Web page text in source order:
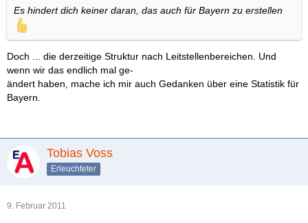
Es hindert dich keiner daran, das auch für Bayern zu erstellen
Doch ... die derzeitige Struktur nach Leitstellenbereichen. Und
wenn wir das endlich mal ge-
ändert haben, mache ich mir auch Gedanken über eine Statistik für
Bayern.
Tobias Voss
Erleuchteter
9. Februar 2011